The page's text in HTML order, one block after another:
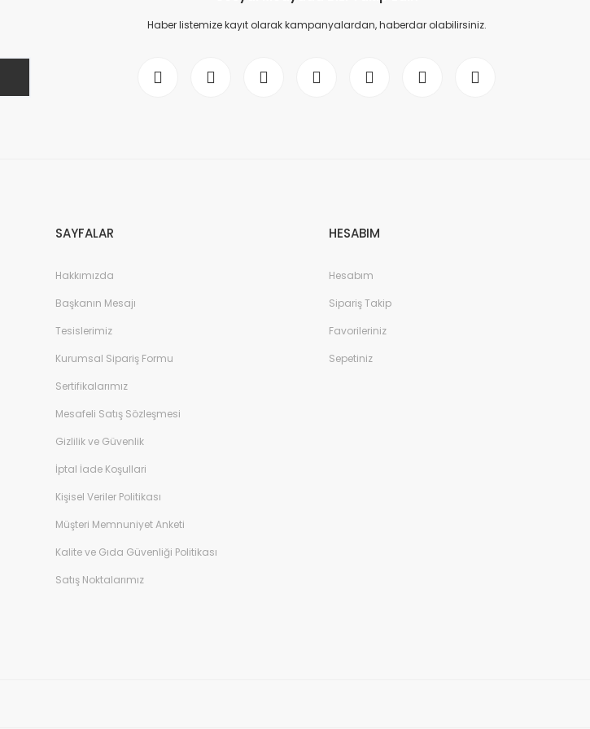
Haber listemize kayıt olarak kampanyalardan, haberdar olabilirsiniz.
SAYFALAR
Hakkımızda
Başkanın Mesajı
Tesislerimiz
Kurumsal Sipariş Formu
Sertifikalarımız
Mesafeli Satış Sözleşmesi
Gizlilik ve Güvenlik
İptal İade Koşullari
Kişisel Veriler Politikası
Müşteri Memnuniyet Anketi
Kalite ve Gıda Güvenliği Politikası
Satış Noktalarımız
HESABIM
Hesabım
Sipariş Takip
Favorileriniz
Sepetiniz